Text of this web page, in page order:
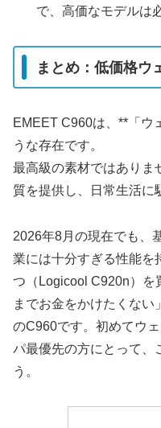
で、高価なモデルは
まとめ：低価格ウ
EMEET C960は、**「ウ
うな存在です。
最高級の素材ではありま
質を提供し、日常生活に
2026年8月の現在でも、
業には十分すぎる性能を
つ（Logicool C920n）を
までお金をかけたくない
のC960です。初めてウ
パ最優先の方にとって、
う。